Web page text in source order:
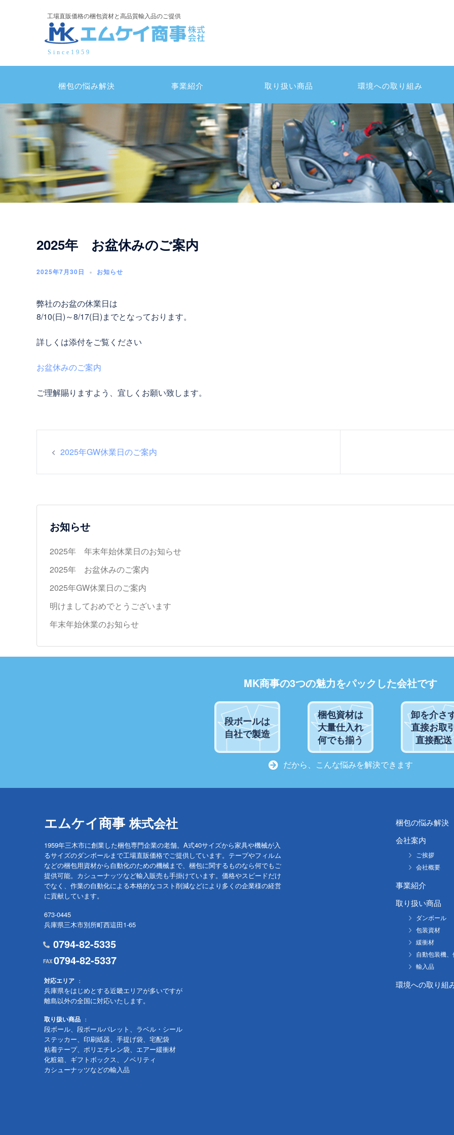
ッ
工場直販価格の梱包資材と高品質輸入品のご提供
Since1959
梱包の悩み解決 事業紹介 取り扱い商品 環境への取り組み
2025年 お盆休みのご案内
2025年7月30日 お知らせ
弊社のお盆の休業日は
8/10(日)～8/17(日)までとなっております。
詳しくは添付をご覧ください
お盆休みのご案内
ご理解賜りますよう、宜しくお願い致します。
投
稿
ビ
ゲ
ー
シ
ョ
ン
2025年GW休業日のご案内
お知らせ
2025年 年末年始休業日のお知らせ
2025年 お盆休みのご案内
2025年GW休業日のご案内
明けましておめでとうございます
年末年始休業のお知らせ
MK商事の3つの魅力をパックした会社です
段ボールは
自社で製造
梱包資材は
大量仕入れ
何でも揃う
卸を介さ
直接お取
直接配送
だから、こんな悩みを解決できます
エムケイ商事 株式会社
1959年三木市に創業した梱包専門企業の老舗。A式40サイズから家具や機械が入
るサイズのダンボールまで工場直販価格でご提供しています。テープやフィルム
などの梱包用資材から自動化のための機械まで、梱包に関するものなら何でもご
提供可能。カシューナッツなど輸入販売も手掛けています。価格やスピードだけ
でなく、作業の自動化による本格的なコスト削減などにより多くの企業様の経営
に貢献しています。
673-0445
兵庫県三木市別所町西這田1-65
0794-82-5335
0794-82-5337
対応エリア
兵庫県をはじめとする近畿エリアが多いですが
離島以外の全国に対応いたします。
取り扱い商品
段ボール、段ボールパレット、ラベル・シール
ステッカー、印刷紙器、手提げ袋、宅配袋
粘着テープ、ポリエチレン袋、エアー緩衝材
化粧箱、ギフトボックス、ノベリティ
カシューナッツなどの輸入品
梱包の悩み解決
会社案内
ご挨拶
会社概要
事業紹介
取り扱い商品
ダンボール
包装資材
緩衝材
自動包装機、
輸入品
環境への取り組